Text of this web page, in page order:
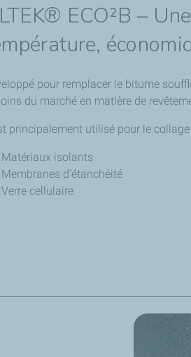
ECO²B –
pour remplacer le bitume
du marché en matière de
principalement utilisé pour le collage
Matériaux isolants
Membranes d’étanchéité
Verre cellulaire
soufflé